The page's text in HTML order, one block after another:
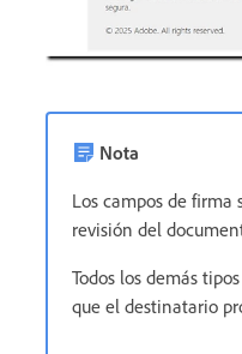
Nota
Los campos de firma
revisión del
Todos los demás
que el destinatario